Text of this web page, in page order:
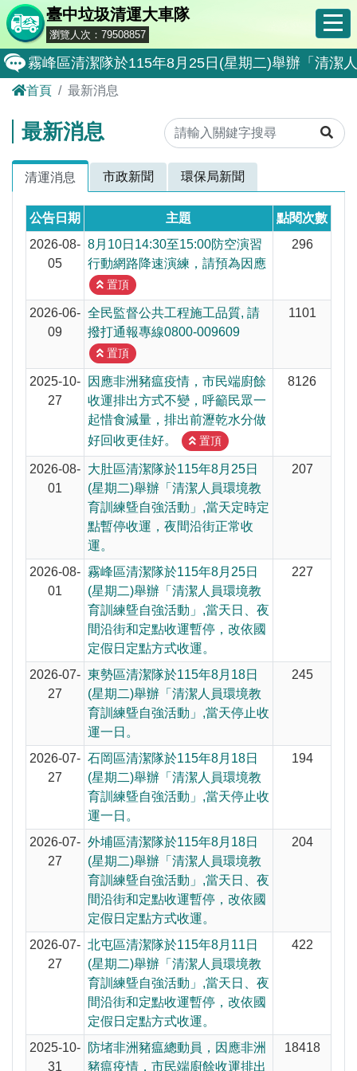
臺中垃圾清運大車隊
瀏覽人次：79508857
霧峰區清潔隊於115年8月25日(星期二)舉辦「清潔
大肚區清潔隊於115年8月25日(星期二)舉辦「清潔
北屯區清潔隊於115年8月11日(星期二)舉辦「清潔
石岡區清潔隊於115年8月18日(星期二)舉辦「清潔
東勢區清潔隊於115年8月18日(星期二)舉辦「清潔
全民監督公共工程施工品質, 請撥打通報專線0800-
防堵非洲豬瘟總動員，因應非洲豬瘟疫情，市民
因應非洲豬瘟疫情，市民端廚餘收運排出方式不變
8月10日14:30至15:00防空演習行動網路降速演練
首頁 最新消息
最新消息
清運消息 市政新聞 環保局新聞
公告日期 主題
點閱次數
2026-08-
05
8月10日14:30至15:00防空演習
行動網路降速演練，請預為因應
置頂
296
2026-06-
09
全民監督公共工程施工品質, 請
撥打通報專線0800-009609
置頂
1101
2025-10-
27
因應非洲豬瘟疫情，市民端廚餘
收運排出方式不變，呼籲民眾一
起惜食減量，排出前瀝乾水分做
好回收更佳好。
置頂
8126
2026-08-
01
大肚區清潔隊於115年8月25日
(星期二)舉辦「清潔人員環境教
育訓練曁自強活動」,當天定時定
點暫停收運，夜間沿街正常收
運。
207
2026-08-
01
霧峰區清潔隊於115年8月25日
(星期二)舉辦「清潔人員環境教
育訓練曁自強活動」,當天日、夜
間沿街和定點收運暫停，改依國
定假日定點方式收運。
227
2026-07-
27
東勢區清潔隊於115年8月18日
(星期二)舉辦「清潔人員環境教
育訓練曁自強活動」,當天停止收
運一日。
245
2026-07-
27
石岡區清潔隊於115年8月18日
(星期二)舉辦「清潔人員環境教
育訓練曁自強活動」,當天停止收
運一日。
194
2026-07-
27
外埔區清潔隊於115年8月18日
(星期二)舉辦「清潔人員環境教
育訓練曁自強活動」,當天日、夜
間沿街和定點收運暫停，改依國
定假日定點方式收運。
204
2026-07-
27
北屯區清潔隊於115年8月11日
(星期二)舉辦「清潔人員環境教
育訓練曁自強活動」,當天日、夜
間沿街和定點收運暫停，改依國
定假日定點方式收運。
422
2025-10-
31
防堵非洲豬瘟總動員，因應非洲
豬瘟疫情，市民端廚餘收運排出
18418